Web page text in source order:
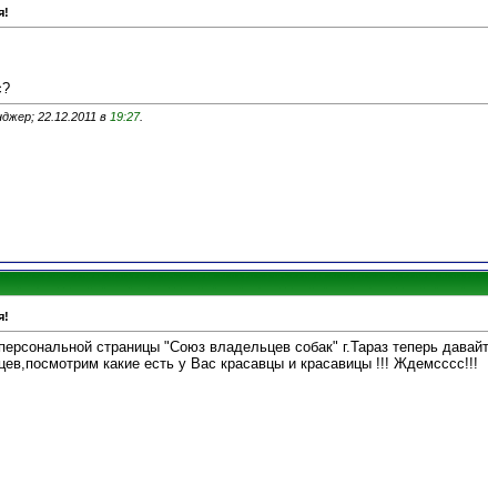
22.12.2011 в 19:27.
страницы "Союз владельцев собак" г.Тараз теперь
какие есть у Вас красавцы и красавицы !!! Ждемсссс!!!